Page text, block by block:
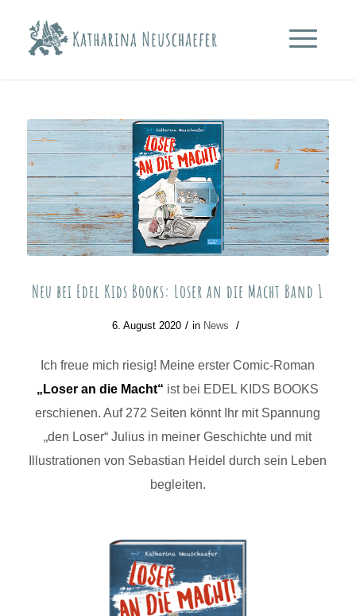
Neu bei Edel Kids Books: Loser an die Macht Band 1
6. August 2020 / in News /
Ich freue mich riesig! Meine erster Comic-Roman
„Loser an die Macht“ ist bei EDEL KIDS BOOKS
erschienen. Auf 272 Seiten könnt Ihr mit Spannung
„den Loser“ Julius in meiner Geschichte und mit
Illustrationen von Sebastian Heidel durch sein Leben
begleiten.